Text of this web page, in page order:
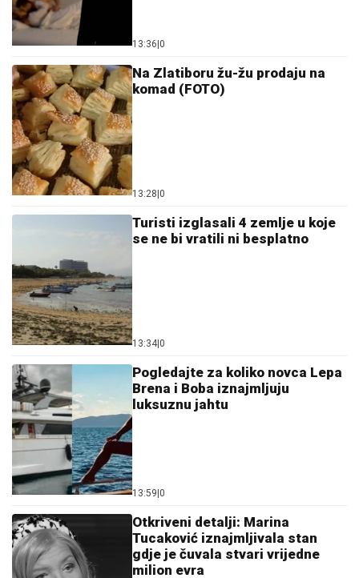
13:36 0
Na Zlatiboru žu-žu prodaju na
komad (FOTO)
13:28 0
Turisti izglasali 4 zemlje u koje
se ne bi vratili ni besplatno
13:34 0
Pogledajte za koliko novca Lepa
Brena i Boba iznajmljuju
luksuznu jahtu
13:59 0
Otkriveni detalji: Marina
Tucaković iznajmljivala stan
gdje je čuvala stvari vrijedne
milion evra